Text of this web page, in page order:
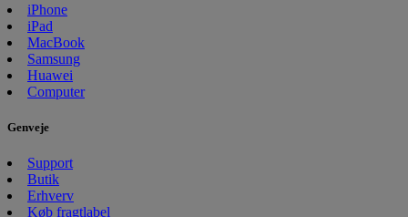
iPhone
iPad
MacBook
Samsung
Huawei
Computer
Genveje
Support
Butik
Erhverv
Køb fragtlabel